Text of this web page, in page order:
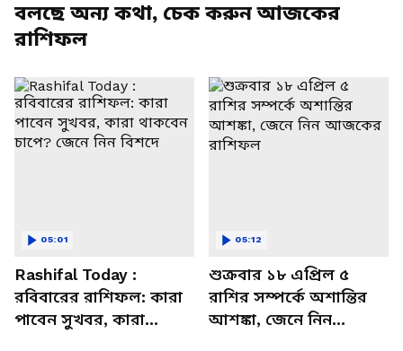
বলছে অন্য কথা, চেক করুন আজকের
রাশিফল
Rashifal Today :
রবিবারের রাশিফল: কারা
পাবেন সুখবর, কারা
05:01
শুক্রবার ১৮ এপ্রিল ৫
রাশির সম্পর্কে অশান্তির
আশঙ্কা, জেনে নিন
05:12